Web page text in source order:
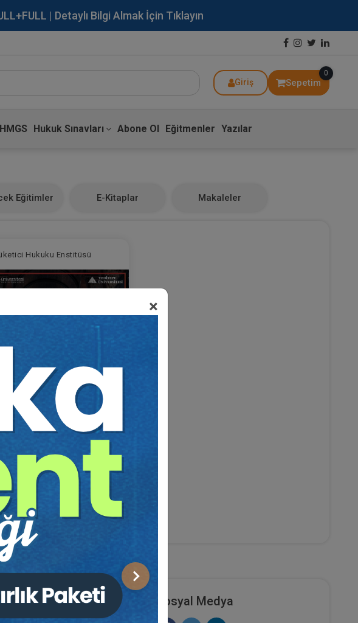
| Detaylı Bilgi Almak İçin Tıklayın
Giriş Sepetim
0
HMGS Hukuk Sınavları Abone Ol Eğitmenler Yazılar
×
Sonraki
Eğitimler E-Kitaplar Makaleler
Hukuku Enstitüsü
HUKUKU KONGRESİ
Yapıldı Tekrar Talep Et
Sosyal Medya